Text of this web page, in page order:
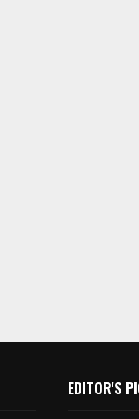
EDITOR'S